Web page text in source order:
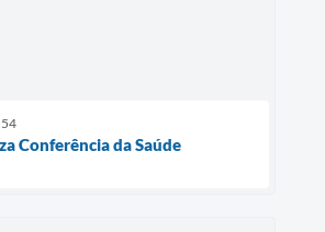
Conferência da Saúde